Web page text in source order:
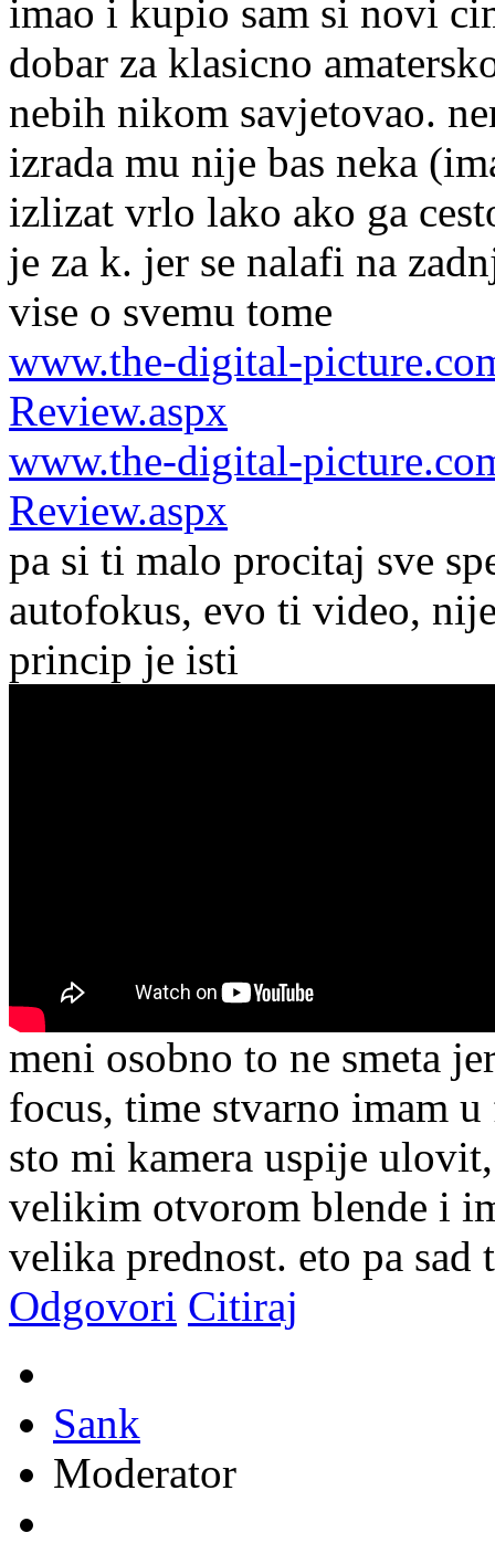
imao i kupio sam si novi
dobar za klasicno
nebih nikom savjetovao.
izrada mu nije bas neka
izlizat vrlo lako ako ga
je za k. jer se nalafi na
vise o svemu tome
www.the-digital-
Review.aspx
www.the-digital-
Review.aspx
pa si ti malo procitaj sve
autofokus, evo ti video,
princip je isti
meni osobno to ne smeta
focus, time stvarno imam
sto mi kamera uspije
velikim otvorom blende i
velika prednost. eto pa
Odgovori Citiraj
Sank
Moderator